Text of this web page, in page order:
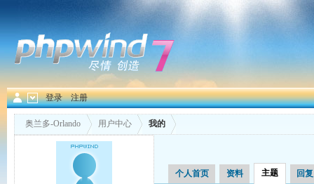
登录 注册
奥兰多-Orlando 用户中心 我的
个人首页 资料 主题 回复